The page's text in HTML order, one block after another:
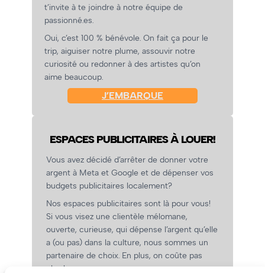
t’invite à te joindre à notre équipe de
passionné.es.
Oui, c’est 100 % bénévole. On fait ça pour le
trip, aiguiser notre plume, assouvir notre
curiosité ou redonner à des artistes qu’on
aime beaucoup.
J’EMBARQUE
ESPACES PUBLICITAIRES À LOUER!
Vous avez décidé d’arrêter de donner votre
argent à Meta et Google et de dépenser vos
budgets publicitaires localement?
Nos espaces publicitaires sont là pour vous!
Si vous visez une clientèle mélomane,
ouverte, curieuse, qui dépense l’argent qu’elle
a (ou pas) dans la culture, nous sommes un
partenaire de choix. En plus, on coûte pas
cher!